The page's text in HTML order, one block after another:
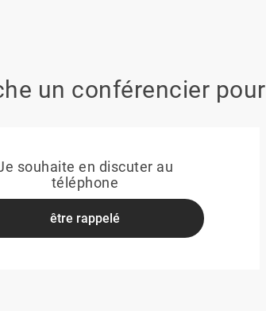
un conférencier
souhaite en discuter au
téléphone
être rappelé